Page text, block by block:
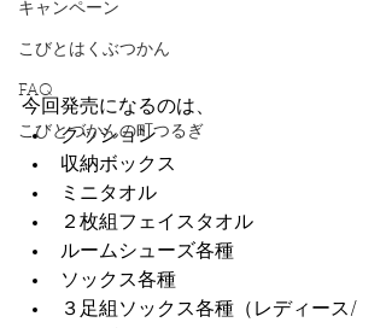
キャンペーン
こびとはくぶつかん
FAQ
こびとづかんの町つるぎ
今回発売になるのは、
クッション
収納ボックス
ミニタオル
２枚組フェイスタオル
ルームシューズ各種
ソックス各種
３足組ソックス各種（レディース/